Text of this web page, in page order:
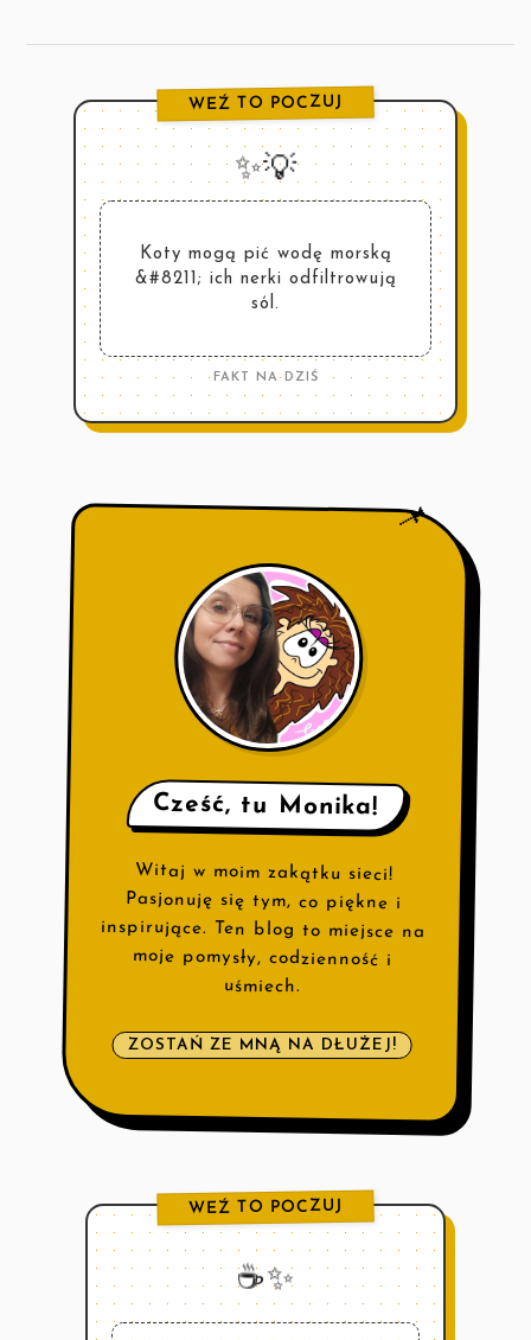
WEŹ TO POCZUJ
✨💡
Koty mogą pić wodę morską
&#8211; ich nerki odfiltrowują
sól.
FAKT NA DZIŚ
📌
Cześć, tu Monika!
Witaj w moim zakątku sieci!
Pasjonuję się tym, co piękne i
inspirujące. Ten blog to miejsce na
moje pomysły, codzienność i
uśmiech.
ZOSTAŃ ZE MNĄ NA DŁUŻEJ!
WEŹ TO POCZUJ
☕️✨